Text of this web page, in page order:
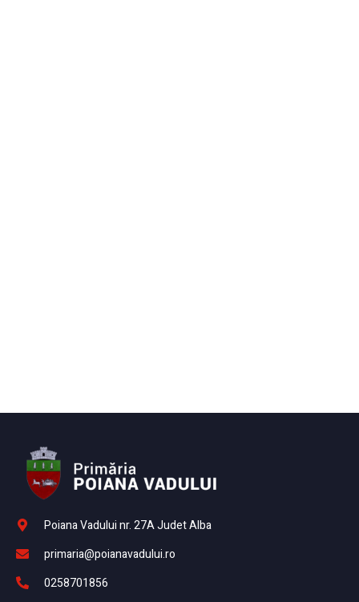
Poiana Vadului nr. 27A Judet Alba
primaria@poianavadului.ro
0258701856